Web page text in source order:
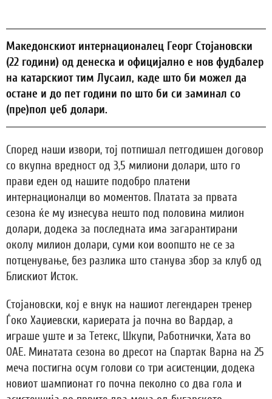
Македонскиот интернационалец Георг Стојановски
(22 години) од денеска и официјално е нов фудбалер
на катарскиот тим Лусаил, каде што би можел да
остане и до пет години по што би си заминал со
(пре)пол џеб долари.
Според наши извори, тој потпишал петгодишен договор
со вкупна вредност од 3,5 милиони долари, што го
прави еден од нашите подобро платени
интернационалци во моментов. Платата за првата
сезона ќе му изнесува нешто под половина милион
долари, додека за последната има загарантирани
околу милион долари, суми кои воопшто не се за
потценување, без разлика што станува збор за клуб од
Блискиот Исток.
Стојановски, кој е внук на нашиот легендарен тренер
Ѓоко Хаџиевски, кариерата ја почна во Вардар, а
играше уште и за Тетекс, Шкупи, Работнички, Хата во
ОАЕ. Минатата сезона во дресот на Спартак Варна на 25
меча постигна осум голови со три асистенции, додека
новиот шампионат го почна пеколно со два гола и